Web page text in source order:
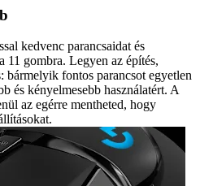
kedvenc parancsaidat és
11 gombra. Legyen az építés,
bármelyik fontos parancsot egyetlen
és kényelmesebb használatért. A
az egérre mentheted, hogy